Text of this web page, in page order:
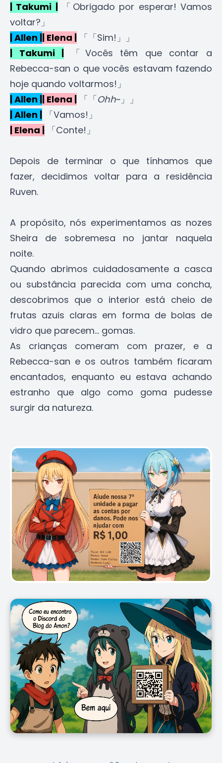
| Takumi |「Obrigado por esperar! Vamos
voltar?」
| Allen || Elena | 「「Sim!」」
| Takumi | 「Vocês têm que contar a
Rebecca-san o que vocês estavam fazendo
hoje quando voltarmos!」
| Allen || Elena | 「「Ohh~」」
| Allen | 「Vamos!」
| Elena | 「Conte!」
Depois de terminar o que tínhamos que
fazer, decidimos voltar para a residência
Ruven.
A propósito, nós experimentamos as nozes
Sheira de sobremesa no jantar naquela
noite.
Quando abrimos cuidadosamente a casca
ou substância parecida com uma concha,
descobrimos que o interior está cheio de
frutas azuis claras em forma de bolas de
vidro que parecem... gomas.
As crianças comeram com prazer, e a
Rebecca-san e os outros também ficaram
encantados, enquanto eu estava achando
estranho que algo como goma pudesse
surgir da natureza.